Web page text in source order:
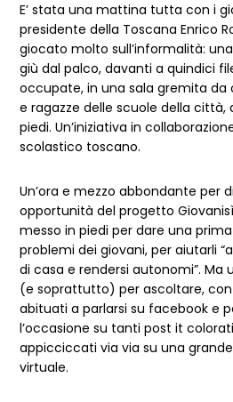
E’ stata una mattina tutta con i
presidente della Toscana Enrico
giocato molto sull’informalità:
giù dal palco, davanti a quindici
occupate, in una sala gremita da
e ragazze delle scuole della città,
piedi. Un’iniziativa in
scolastico toscano.
Un’ora e mezzo abbondante per
opportunità del progetto
messo in piedi per dare una
problemi dei giovani, per aiutarli
di casa e rendersi autonomi”. Ma
(e soprattutto) per ascoltare,
abituati a parlarsi su facebook e
l’occasione su tanti post it
appicciccati via via su una
virtuale.